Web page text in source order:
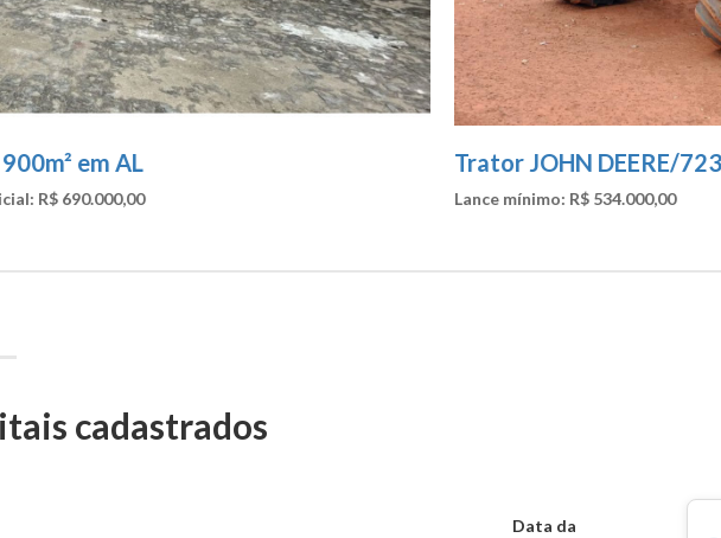
7230 Imóvel industrial com
Avaliação: R$ 1.380.000,00 /
cadastrados
Data da